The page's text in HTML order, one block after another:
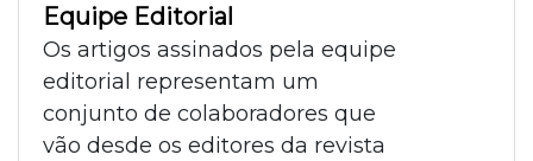
Equipe Editorial
Os artigos assinados pela equipe
editorial representam um
conjunto de colaboradores que
vão desde os editores da revista